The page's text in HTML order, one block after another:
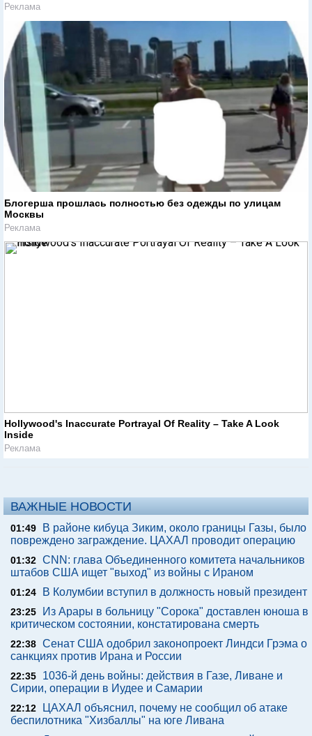
Реклама
Блогерша прошлась полностью без одежды по улицам
Москвы
Реклама
Hollywood's Inaccurate Portrayal Of Reality – Take A Look
Inside
Реклама
ВАЖНЫЕ НОВОСТИ
01:49
В районе кибуца Зиким, около границы Газы, было
повреждено заграждение. ЦАХАЛ проводит операцию
01:32 CNN: глава Объединенного комитета начальников
штабов США ищет "выход" из войны с Ираном
01:24 В Колумбии вступил в должность новый президент
23:25
Из Арары в больницу "Сорока" доставлен юноша в
критическом состоянии, констатирована смерть
22:38 Сенат США одобрил законопроект Линдси Грэма о
санкциях против Ирана и России
22:35
1036-й день войны: действия в Газе, Ливане и
Сирии, операции в Иудее и Самарии
22:12
ЦАХАЛ объяснил, почему не сообщил об атаке
беспилотника "Хизбаллы" на юге Ливана